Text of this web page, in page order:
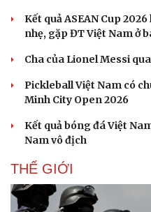
Kết quả ASEAN Cup
nhẹ, gặp ĐT Việt Nam ở
Cha của Lionel Messi
Pickleball Việt Nam có
Minh City Open 2026
Kết quả bóng đá Việt
Nam vô địch
THẾ GIỚI